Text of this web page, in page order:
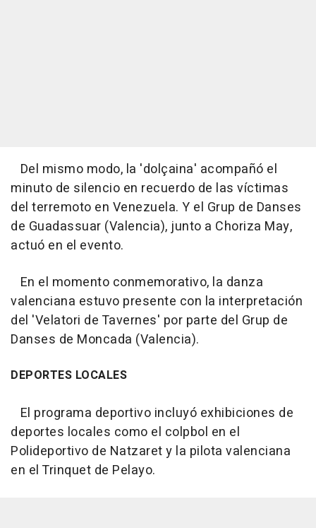
Del mismo modo, la 'dolçaina' acompañó el
minuto de silencio en recuerdo de las víctimas
del terremoto en Venezuela. Y el Grup de Danses
de Guadassuar (Valencia), junto a Choriza May,
actuó en el evento.
En el momento conmemorativo, la danza
valenciana estuvo presente con la interpretación
del 'Velatori de Tavernes' por parte del Grup de
Danses de Moncada (Valencia).
DEPORTES LOCALES
El programa deportivo incluyó exhibiciones de
deportes locales como el colpbol en el
Polideportivo de Natzaret y la pilota valenciana
en el Trinquet de Pelayo.